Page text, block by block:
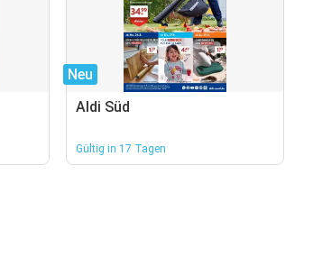
Neu
Aldi Süd
Gültig in 17 Tagen